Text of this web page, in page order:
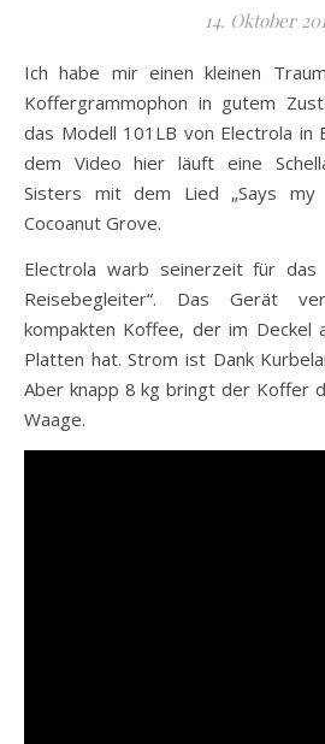
14. Oktober
Ich habe mir einen kleinen Traum erfüllt und ein altes
Koffergrammophon in gutem
das Modell 101LB von Electrola in
dem Video hier läuft eine
Sisters mit dem Lied „Says my
Cocoanut Grove.
Electrola warb seinerzeit für
Reisebegleiter“. Das Gerät
kompakten Koffee, der im Deckel
Platten hat. Strom ist Dank
Aber knapp 8 kg bringt der Koffer
Waage.